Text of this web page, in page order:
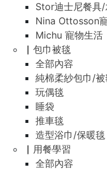
Stor迪士尼餐具/
Nina Ottosson
Michu 寵物生活
▏包巾被毯
全部內容
純棉柔紗包巾/
玩偶毯
睡袋
推車毯
造型浴巾/保暖毯
▏用餐學習
全部內容